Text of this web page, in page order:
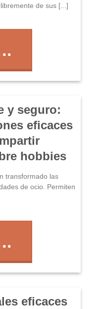
de sus [...]
y seguro:
eficaces
hobbies
transformado las
de ocio. Permiten
eficaces